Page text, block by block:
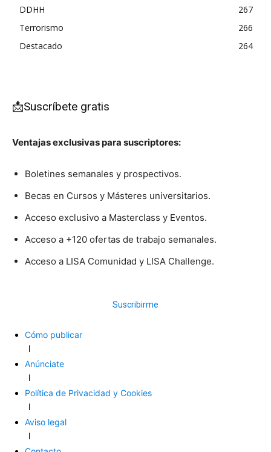
DDHH
267
Terrorismo
266
Destacado
264
📩Suscríbete gratis
Ventajas exclusivas para suscriptores:
Boletines semanales y prospectivos.
Becas en Cursos y Másteres universitarios.
Acceso exclusivo a Masterclass y Eventos.
Acceso a +120 ofertas de trabajo semanales.
Acceso a LISA Comunidad y LISA Challenge.
Suscribirme
Cómo publicar
Anúnciate
Política de Privacidad y Cookies
Aviso legal